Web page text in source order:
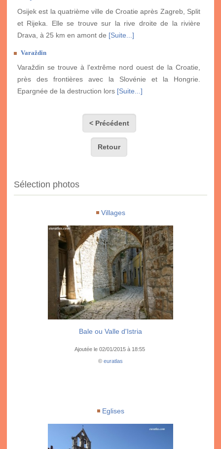
Osijek est la quatrième ville de Croatie après Zagreb, Split
et Rijeka. Elle se trouve sur la rive droite de la rivière
Drava, à 25 km en amont de [Suite...]
Varaždin
Varaždin se trouve à l'extrême nord ouest de la Croatie,
près des frontières avec la Slovénie et la Hongrie.
Epargnée de la destruction lors [Suite...]
< Précédent
Retour
Sélection photos
Villages
Bale ou Valle d'Istria
Ajoutée le 02/01/2015 à 18:55
© euratlas
Eglises